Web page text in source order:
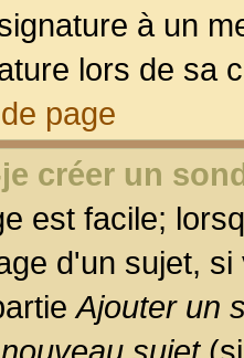
à un
lors de sa
page
créer un
est facile;
d'un sujet,
Ajouter un